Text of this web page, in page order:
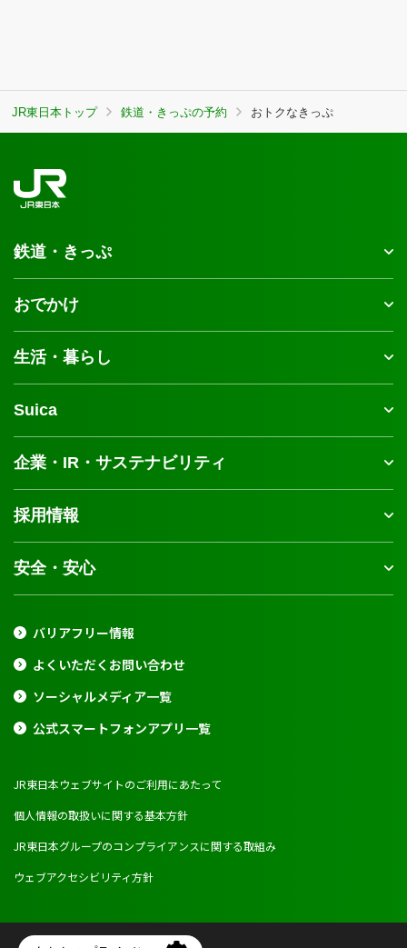
JR東日本トップ 鉄道・きっぷの予約 おトクなきっぷ
鉄道・きっぷ
おでかけ
生活・暮らし
Suica
企業・IR・サステナビリティ
採用情報
安全・安心
バリアフリー情報
よくいただくお問い合わせ
ソーシャルメディア一覧
公式スマートフォンアプリ一覧
JR東日本ウェブサイトのご利用にあたって
個人情報の取扱いに関する基本方針
JR東日本グループのコンプライアンスに関する取組み
ウェブアクセシビリティ方針